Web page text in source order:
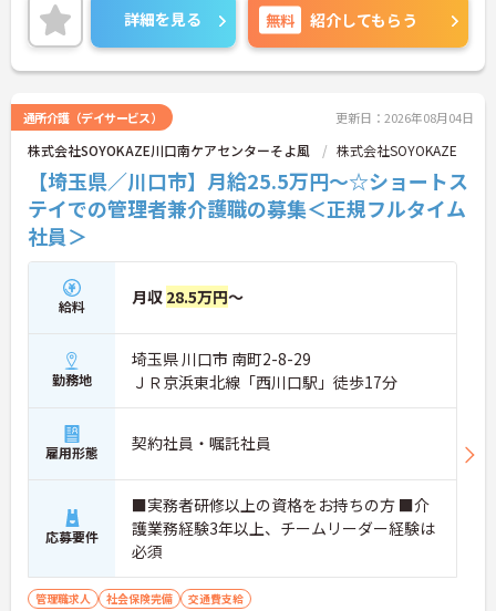
のでお気軽にお問い合せください。
詳細を見る 無料 紹介してもらう
通所介護（デイサービス） 更新日：2026年08月04日
株式会社SOYOKAZE川口南ケアセンターそよ風 株式会社SOYOKAZE
【埼玉県／川口市】月給25.5万円～☆ショートス
テイでの管理者兼介護職の募集＜正規フルタイム
社員＞
給料 月収 28.5万円～
勤務地
埼玉県 川口市 南町2-8-29
ＪＲ京浜東北線「西川口駅」徒歩17分
雇用形態 契約社員・嘱託社員
応募要件
■実務者研修以上の資格をお持ちの方 ■介
護業務経験3年以上、チームリーダー経験は
必須
管理職求人 社会保険完備 交通費支給